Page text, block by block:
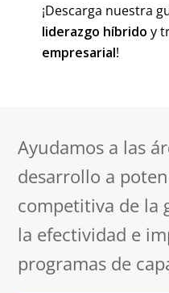
¡Descarga nuestra
liderazgo híbrido y
empresarial!
Ayudamos a las
desarrollo a
competitiva de la
la efectividad e
programas de